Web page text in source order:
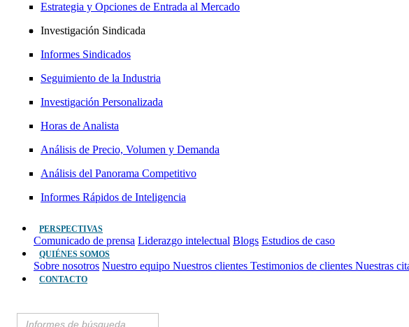
Estrategia y Opciones de Entrada al Mercado
Investigación Sindicada
Informes Sindicados
Seguimiento de la Industria
Investigación Personalizada
Horas de Analista
Análisis de Precio, Volumen y Demanda
Análisis del Panorama Competitivo
Informes Rápidos de Inteligencia
PERSPECTIVAS
Comunicado de prensa Liderazgo intelectual Blogs Estudios de caso
QUIÉNES SOMOS
Sobre nosotros Nuestro equipo Nuestros clientes Testimonios de clientes Nuestras
CONTACTO